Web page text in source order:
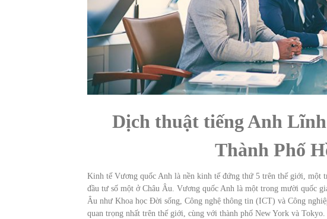
Dịch thuật tiếng Anh
Thành Phố
Kinh tế Vương quốc Anh là nền kinh tế đứng thứ 5 trên thế giới, một
đầu tư số một ở Châu Âu. Vương quốc Anh là một trong mười quốc
Âu như Khoa học Đời sống, Công nghệ thông tin (ICT) và Công
quan trọng nhất trên thế giới, cùng với thành phố New York và Tokyo.